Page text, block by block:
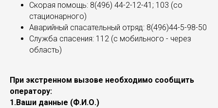
Скорая помощь: 8(496) 44-2-12-41; 103 (со
стационарного)
Аварийный спасательный отряд: 8(496)44-5-98-50
Служба спасения: 112 (с мобильного - через
область)
При экстренном вызове необходимо сообщить
оператору:
1.Ваши данные (Ф.И.О.)